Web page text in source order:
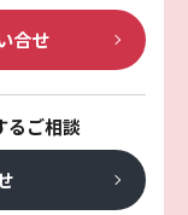
合せ
るご相談